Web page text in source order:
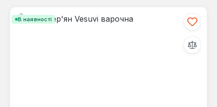
В наявності